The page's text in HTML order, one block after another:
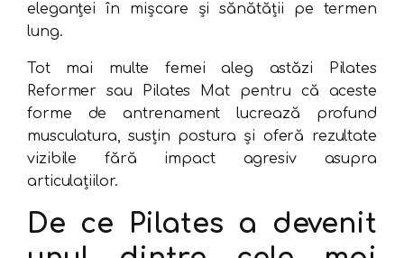
eleganței în mișcare și sănătății pe termen
lung.
Tot mai multe femei aleg astăzi Pilates
Reformer sau Pilates Mat pentru că aceste
forme de antrenament lucrează profund
musculatura, susțin postura și oferă rezultate
vizibile fără impact agresiv asupra
articulațiilor.
De ce Pilates a devenit